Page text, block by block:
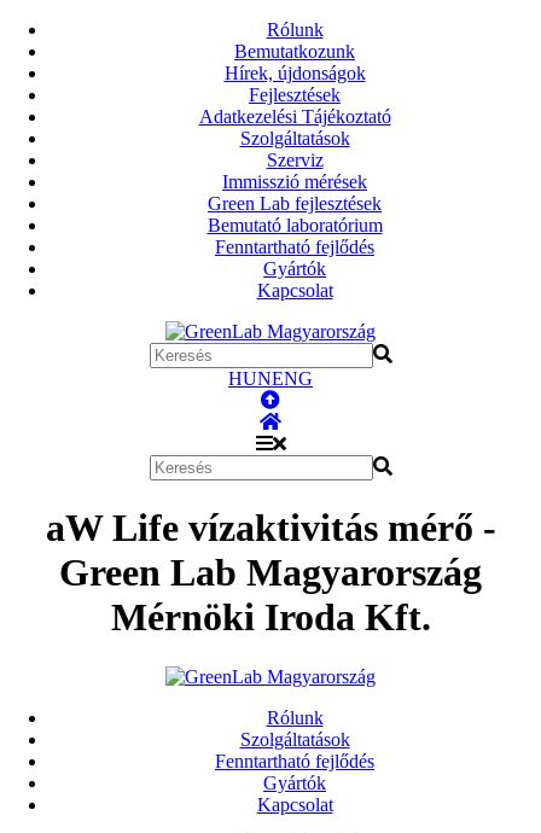
Rólunk
Bemutatkozunk
Hírek, újdonságok
Fejlesztések
Adatkezelési Tájékoztató
Szolgáltatások
Szerviz
Immisszió mérések
Green Lab fejlesztések
Bemutató laboratórium
Fenntartható fejlődés
Gyártók
Kapcsolat
HUNENG
aW Life vízaktivitás mérő -
Green Lab Magyarország
Mérnöki Iroda Kft.
Rólunk
Szolgáltatások
Fenntartható fejlődés
Gyártók
Kapcsolat